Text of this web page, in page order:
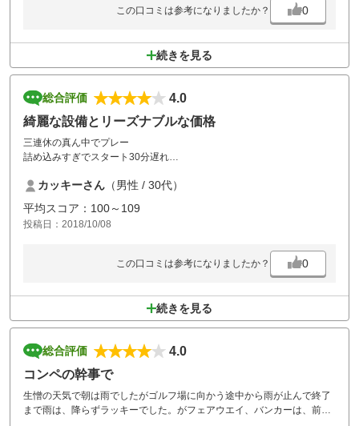
この口コミは参考になりましたか？ 0
続きを見る
総合評価
4.0
綺麗な設備とリーズナブルな価格
三連休の真ん中でプレー
詰め込みすぎでスタート30分遅れ
ただリーズナブルでロッカーやトイレ、レストランととても綺麗でコス
パはとても良かったです
カッキーさん （男性 / 30代）
平均スコア：100～109
投稿日：2018/10/08
この口コミは参考になりましたか？ 0
続きを見る
総合評価
4.0
コンペの幹事で
生憎の天気で朝は雨でしたがゴルフ場に向かう途中から雨が止んで終了
まで雨は、降らずラッキーでした。がフェアウエイ、バンカーは、前日